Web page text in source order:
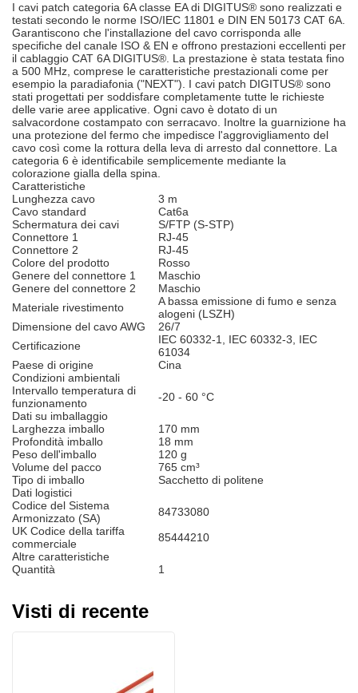
I cavi patch categoria 6A classe EA di DIGITUS® sono realizzati e
testati secondo le norme ISO/IEC 11801 e DIN EN 50173 CAT 6A.
Garantiscono che l'installazione del cavo corrisponda alle
specifiche del canale ISO & EN e offrono prestazioni eccellenti per
il cablaggio CAT 6A DIGITUS®. La prestazione è stata testata fino
a 500 MHz, comprese le caratteristiche prestazionali come per
esempio la paradiafonia ("NEXT"). I cavi patch DIGITUS® sono
stati progettati per soddisfare completamente tutte le richieste
delle varie aree applicative. Ogni cavo è dotato di un
salvacordone costampato con serracavo. Inoltre la guarnizione ha
una protezione del fermo che impedisce l'aggrovigliamento del
cavo così come la rottura della leva di arresto dal connettore. La
categoria 6 è identificabile semplicemente mediante la
colorazione gialla della spina.
Caratteristiche
Lunghezza cavo
3 m
Cavo standard
Cat6a
Schermatura dei cavi
S/FTP (S-STP)
Connettore 1
RJ-45
Connettore 2
RJ-45
Colore del prodotto
Rosso
Genere del connettore 1
Maschio
Genere del connettore 2
Maschio
Materiale rivestimento
A bassa emissione di fumo e senza
alogeni (LSZH)
Dimensione del cavo AWG
26/7
Certificazione
IEC 60332-1, IEC 60332-3, IEC
61034
Paese di origine
Cina
Condizioni ambientali
Intervallo temperatura di
funzionamento
-20 - 60 °C
Dati su imballaggio
Larghezza imballo
170 mm
Profondità imballo
18 mm
Peso dell'imballo
120 g
Volume del pacco
765 cm³
Tipo di imballo
Sacchetto di politene
Dati logistici
Codice del Sistema
Armonizzato (SA)
84733080
UK Codice della tariffa
commerciale
85444210
Altre caratteristiche
Quantità
1
Visti di recente